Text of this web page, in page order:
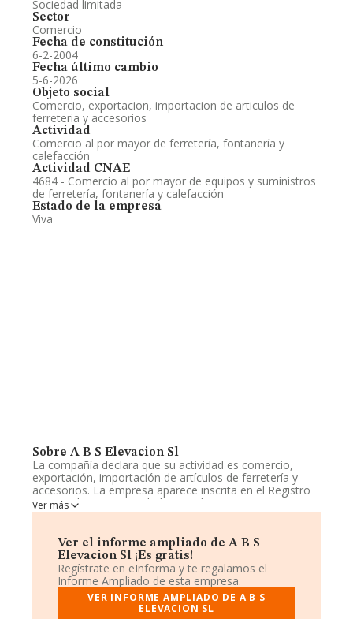
Sociedad limitada
Sector
Comercio
Fecha de constitución
6-2-2004
Fecha último cambio
5-6-2026
Objeto social
Comercio, exportacion, importacion de articulos de
ferreteria y accesorios
Actividad
Comercio al por mayor de ferretería, fontanería y
calefacción
Actividad CNAE
4684 - Comercio al por mayor de equipos y suministros
de ferretería, fontanería y calefacción
Estado de la empresa
Viva
Sobre A B S Elevacion Sl
La compañía declara que su actividad es comercio,
exportación, importación de artículos de ferretería y
accesorios. La empresa aparece inscrita en el Registro
Mercantil como Sociedad Limitada. Tiene CNAE: 4684 -
'%cnae%'. La sociedad no tiene actividad en mercados
Ha tenido un 20% más de empleados y teniendo en
cuenta la información a disposición de INFORMA, ha
contado con un número de empleados inferior a la
media de sector.
Ver más
Ver el informe ampliado de A B S
Elevacion Sl ¡Es gratis!
Regístrate en eInforma y te regalamos el
Informe Ampliado de esta empresa.
VER INFORME AMPLIADO DE A B S
ELEVACION SL